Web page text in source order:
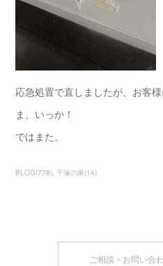
応急処置で直しましたが、お客
ま、いっか！
ではまた。
BLOG(778) 千塚の家(14)
ご相談・お問い合